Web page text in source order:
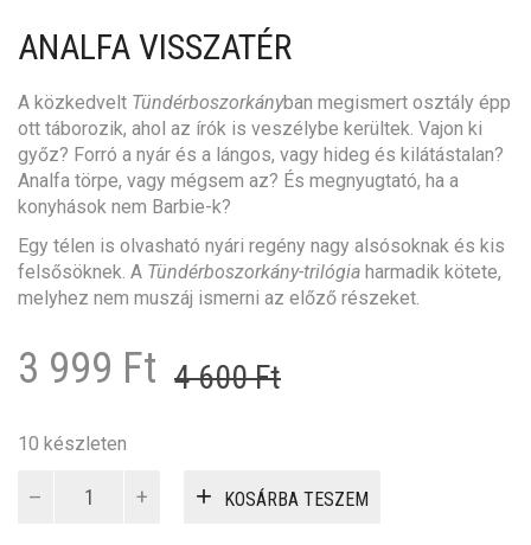
ANALFA VISSZATÉR
ott táborozik, ahol az írók is veszélybe kerültek. Vajon ki
győz? Forró a nyár és a lángos, vagy hideg és kilátástalan?
Analfa törpe, vagy mégsem az? És megnyugtató, ha a
konyhások nem Barbie-k?
felsősöknek. ATündérboszorkány-trilógiaharmadik kötete,
melyhez nem muszáj ismerni az előző részeket.
4 600 Ft
price
4
600 Ft.
3 999 Ft
price
3
999 Ft.
visszatér
KOSÁRBA TESZEM